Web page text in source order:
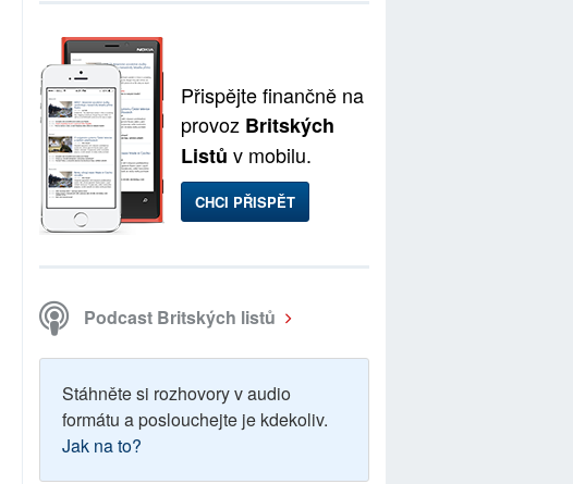
Přispějte finančně na
provoz Britských
Listů v mobilu.
CHCI PŘISPĚT
Podcast Britských listů
Stáhněte si rozhovory v audio
formátu a poslouchejte je kdekoliv.
Jak na to?